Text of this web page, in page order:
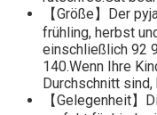
【Größe】Der
frühling, herbst
einschließlich 92
140.Wenn Ihre
Durchschnitt
【Gelegenheit】